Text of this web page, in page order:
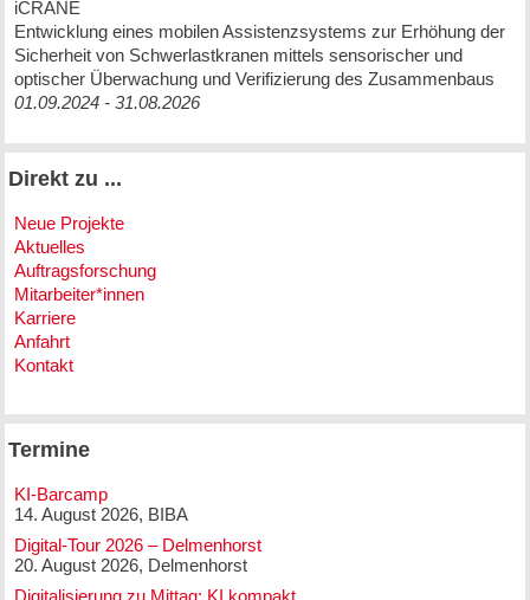
iCRANE
Entwicklung eines mobilen Assistenzsystems zur Erhöhung der
Sicherheit von Schwerlastkranen mittels sensorischer und
optischer Überwachung und Verifizierung des Zusammenbaus
01.09.2024 - 31.08.2026
Direkt zu ...
Neue Projekte
Aktuelles
Auftragsforschung
Mitarbeiter*innen
Karriere
Anfahrt
Kontakt
Termine
KI-Barcamp
14. August 2026, BIBA
Digital-Tour 2026 – Delmenhorst
20. August 2026, Delmenhorst
Digitalisierung zu Mittag: KI kompakt